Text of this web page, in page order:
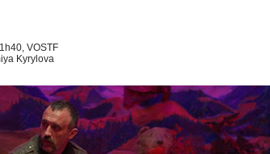
VOSTF
Kyrylova